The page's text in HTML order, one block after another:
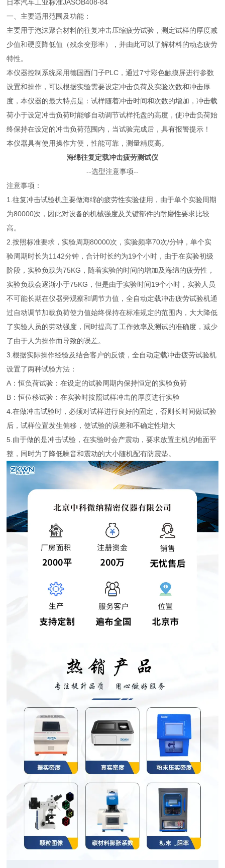
日本汽车工业标准JASOB408-84
一、主要适用范围及功能：
主要用于泡沫聚合材料的往复冲击压缩疲劳试验，测定试样的厚度减
少值和硬度降低值（残余变形率），并由此可以了解材料的动态疲劳
特性。
本仪器控制系统采用德国西门子PLC，通过7寸彩色触摸屏进行参数
设置和操作，可以根据实验需要设定冲击负荷及实验次数和冲击厚
度，本仪器的最大特点是：试样随着冲击时间和次数的增加，冲击载
荷小于设定冲击负荷时能够自动调节试样托盘的高度，使冲击负荷始
终保持在设定的冲击负荷范围内，当试验完成后，具有报警提示！
本仪器具有使用操作方便，性能可靠，测量精度高。
海绵往复定载冲击疲劳测试仪
--选型注意事项--
注意事项：
1.往复冲击试验机主要做海绵的疲劳性实验使用，由于单个实验周期
为80000次，因此对设备的机械强度及关键部件的耐磨性要求比较
高。
2.按照标准要求，实验周期80000次，实验频率70次/分钟，单个实
验周期时长为1142分钟，合计时长约为19个小时，由于在实验初级
阶段，实验负载为75KG，随着实验的时间的增加及海绵的疲劳性，
实验负载会逐渐小于75KG，但是由于实验时间19个小时，实验人员
不可能长期在仪器旁观察和调节力值，全自动定载冲击疲劳试验机通
过自动调节加载负荷使力值始终保持在标准规定的范围内，大大降低
了实验人员的劳动强度，同时提高了工作效率及测试的准确度，减少
了由于人为操作而导致的误差。
3.根据实际操作经验及结合客户的反馈，全自动定载冲击疲劳试验机
设置了两种试验方法：
A：恒负荷试验：在设定的试验周期内保持恒定的实验负荷
B：恒位移试验：在实验时按照试样冲击的厚度进行实验
4.在做冲击试验时，必须对试样进行良好的固定，否则长时间做试验
后，试样位置发生偏移，使试验的误差和不确定性增大
5.由于做的是冲击试验，在实验时会产震动，要求放置主机的地面平
整，同时为了降低噪音和震动的大小随机配有防震垫。